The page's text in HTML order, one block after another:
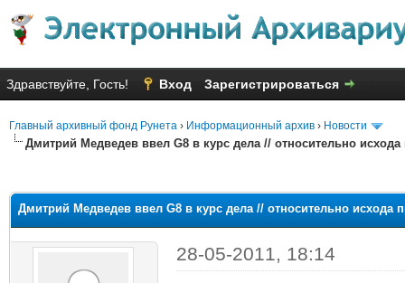
Здравствуйте, Гость! Вход Зарегистрироваться
Главный архивный фонд Рунета › Информационный архив › Новости
Дмитрий Медведев ввел G8 в курс дела // относительно
Дмитрий Медведев ввел G8 в курс дела // относительно исхода
28-05-2011, 18:14